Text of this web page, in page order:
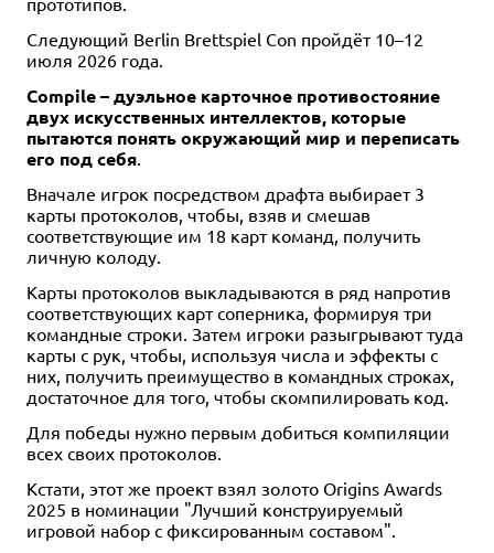
Следующий Berlin Brettspiel Con пройдёт 10–12
июля 2026 года.
Compile – дуэльное карточное противостояние
двух искусственных интеллектов, которые
пытаются понять окружающий мир и переписать
его под себя.
Вначале игрок посредством драфта выбирает 3
карты протоколов, чтобы, взяв и смешав
соответствующие им 18 карт команд, получить
личную колоду.
Карты протоколов выкладываются в ряд напротив
соответствующих карт соперника, формируя три
командные строки. Затем игроки разыгрывают туда
карты с рук, чтобы, используя числа и эффекты с
них, получить преимущество в командных строках,
достаточное для того, чтобы скомпилировать код.
Для победы нужно первым добиться компиляции
всех своих протоколов.
Кстати, этот же проект взял золото Origins Awards
2025 в номинации "Лучший конструируемый
игровой набор с фиксированным составом".